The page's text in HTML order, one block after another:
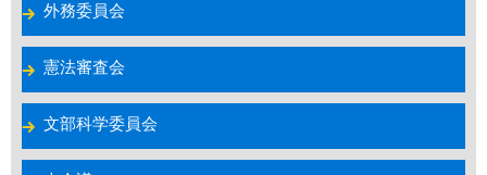
外務委員会
憲法審査会
文部科学委員会